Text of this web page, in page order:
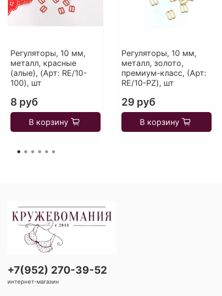
Регуляторы, 10 мм,
металл, красные
(алые), (Арт: RE/10-
100), шт
8 руб
В корзину
Регуляторы, 10 мм,
металл, золото,
премиум-класс, (Арт:
RE/10-PZ), шт
29 руб
В корзину
+7(952) 270-39-52
интернет-магазин